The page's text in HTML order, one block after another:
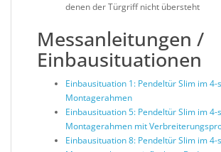
denen der Türgriff nicht übersteht
Messanleitungen /
Einbausituationen
Einbausituation 1: Pendeltür Slim im 4-
Montagerahmen
Einbausituation 5: Pendeltür Slim im 4-
Montagerahmen mit
Einbausituation 8: Pendeltür Slim im 4-